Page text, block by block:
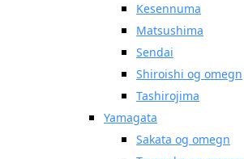
Kesennuma
Matsushima
Sendai
Shiroishi og omegn
Tashirojima
Yamagata
Sakata og omegn